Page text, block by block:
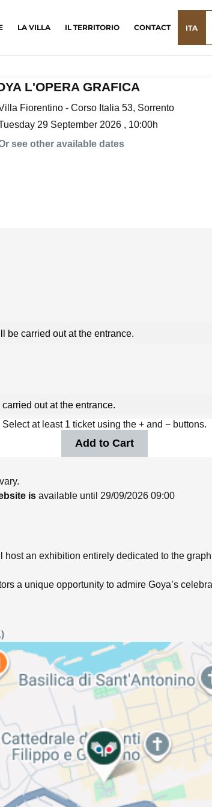
LA VILLA IL TERRITORIO CONTACT ITA
L'OPERA GRAFICA
Fiorentino - Corso Italia 53, Sorrento
29 September 2026 , 10:00h
see other available dates
be carried out at the entrance.
out at the entrance.
Select at least 1 ticket using the + and − buttons.
is available until 29/09/2026 09:00
an exhibition entirely dedicated to the
a unique opportunity to admire Goya’s